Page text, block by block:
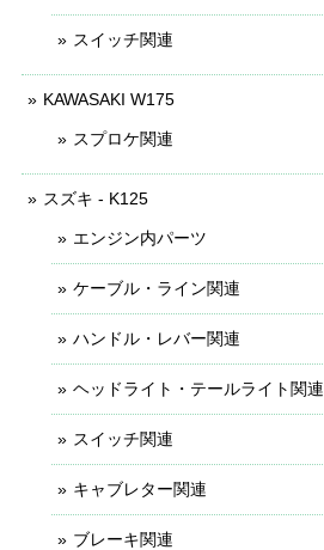
スイッチ関連
KAWASAKI W175
スプロケ関連
スズキ - K125
エンジン内パーツ
ケーブル・ライン関連
ハンドル・レバー関連
ヘッドライト・テールライト関連
スイッチ関連
キャブレター関連
ブレーキ関連